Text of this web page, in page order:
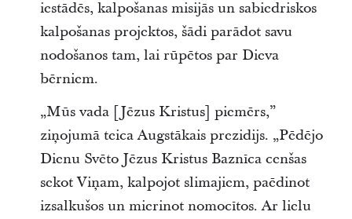
iestādēs, kalpošanas misijās un sabiedriskos
kalpošanas projektos, šādi parādot savu
nodošanos tam, lai rūpētos par Dieva
bērniem.
„Mūs vada [Jēzus Kristus] piemērs,”
ziņojumā teica Augstākais prezidijs. „Pēdējo
Dienu Svēto Jēzus Kristus Baznīca cenšas
sekot Viņam, kalpojot slimajiem, paēdinot
izsalkušos un mierinot nomocītos. Ar lielu